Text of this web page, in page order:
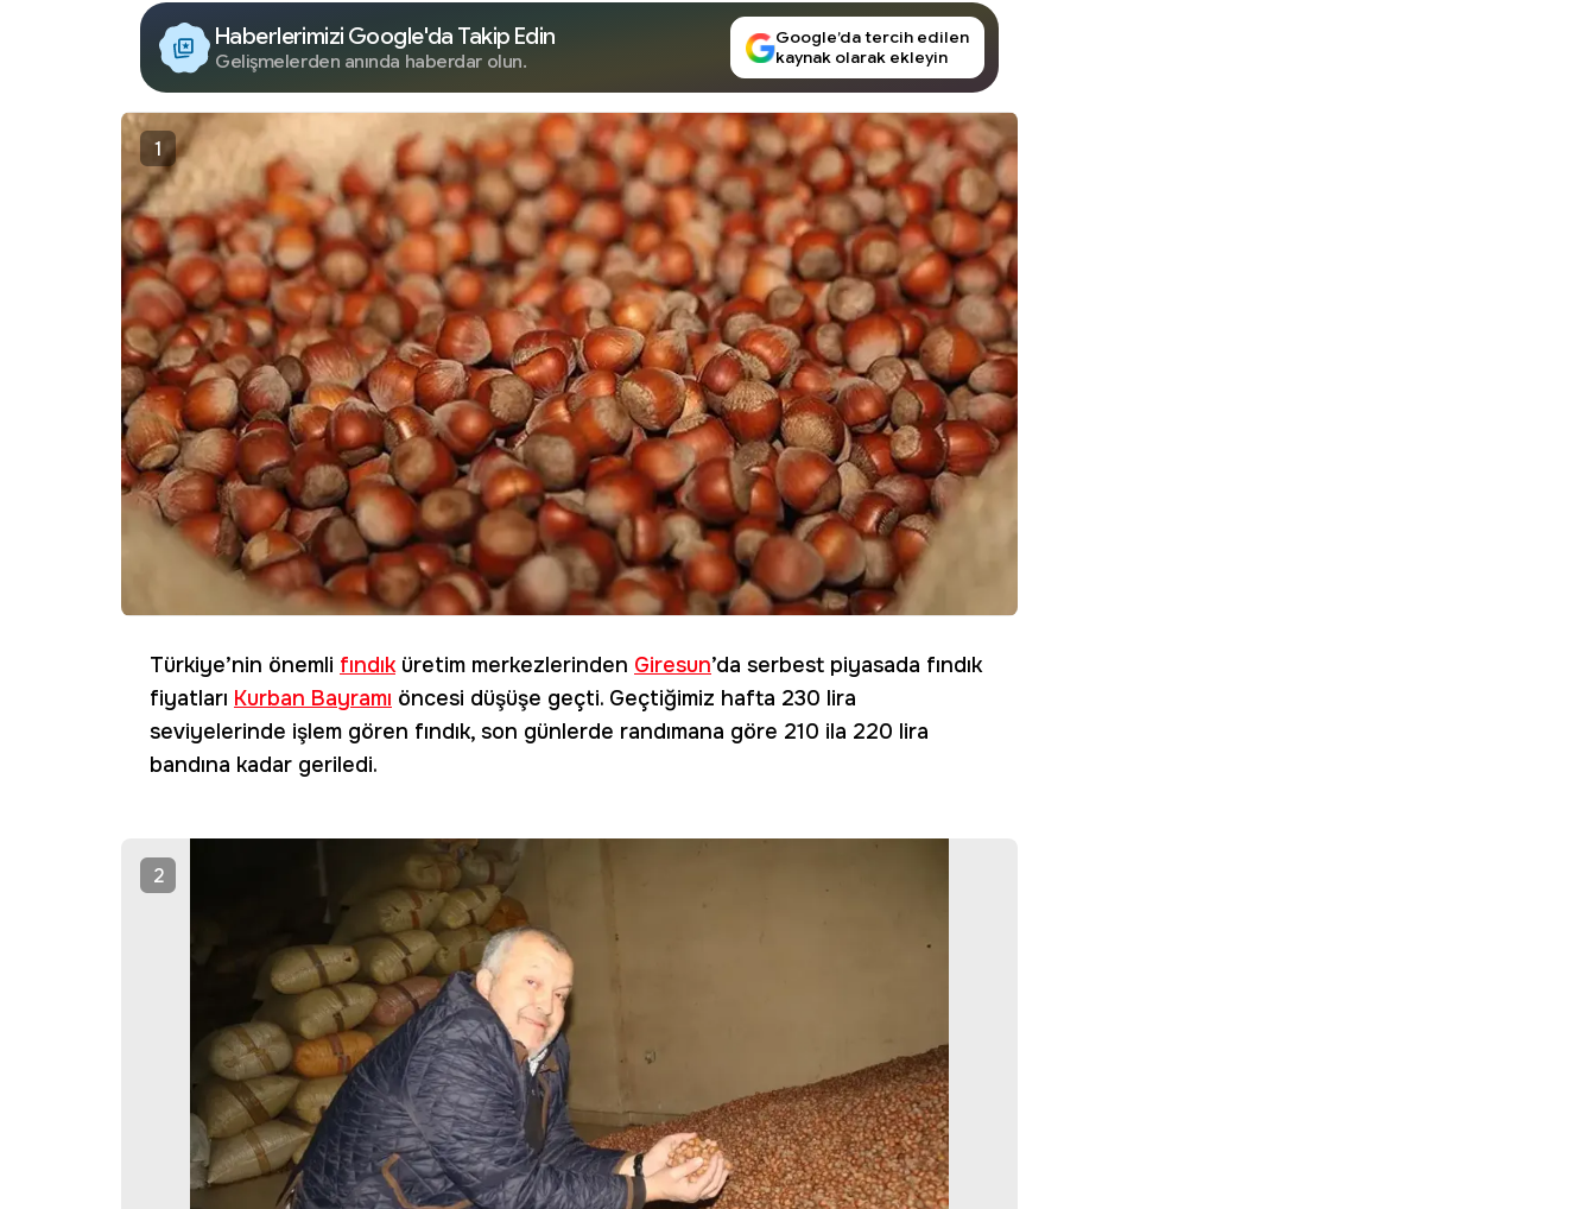
Haberlerimizi Google'da Takip Edin
Gelişmelerden anında haberdar olun.
Google’da tercih edilen
kaynak olarak ekleyin
1
Türkiye’nin önemli fındıküretim merkezlerinden Giresun’da serbest piyasada fındık
fiyatları Kurban Bayramı öncesi düşüşe geçti. Geçtiğimiz hafta 230 lira
seviyelerinde işlem gören fındık, son günlerde randımana göre 210 ila 220 lira
bandına kadar geriledi.
2